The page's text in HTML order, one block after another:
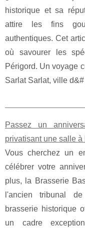
historique et sa
attire les fins
authentiques. Cet
où savourer les
Périgord. Un voyage
Sarlat Sarlat, ville d&#
Passez un
privatisant une salle
Vous cherchez un
célébrer votre
plus, la Brasserie
l'ancien tribunal
brasserie historique
un cadre